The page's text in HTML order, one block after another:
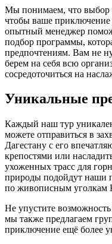
Мы понимаем, что выбор
чтобы ваше
опытный менеджер
подбор программы,
предпочтениям. Вам не
берем на себя всю
сосредоточиться на
Уникальные
Каждый наш тур
можете отправиться в
Дагестану с его
крепостями или
ухоженных трасс для
природы подойдут наши
по живописным уголкам
Не упустите
мы также предлагаем
приключение ещё более